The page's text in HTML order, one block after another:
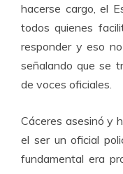
hacerse cargo, el
todos quienes
responder y eso
señalando que se
de voces oficiales.
Cáceres asesinó y
el ser un oficial
fundamental era